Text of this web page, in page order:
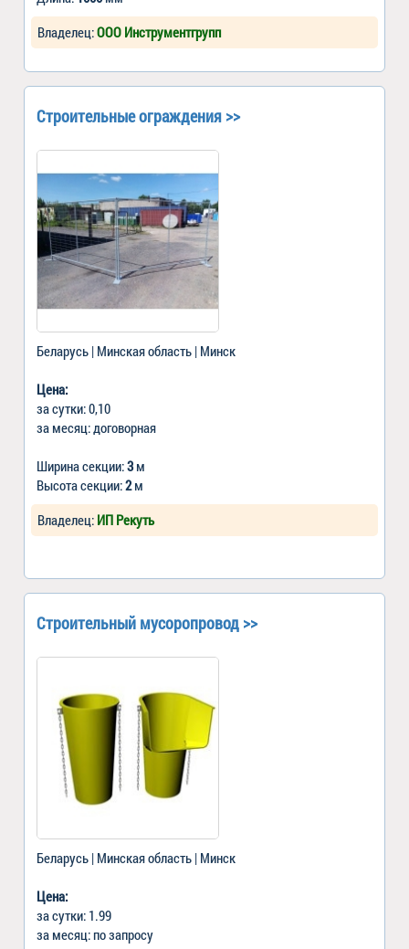
Владелец:ООО Инструментгрупп
Строительные ограждения >>
Беларусь | Минская область | Минск
Цена:
за сутки: 0,10
за месяц: договорная
Ширина секции:3м
Высота секции:2м
Владелец: ИП Рекуть
Строительный мусоропровод >>
Беларусь | Минская область | Минск
Цена:
за сутки: 1.99
за месяц: по запросу